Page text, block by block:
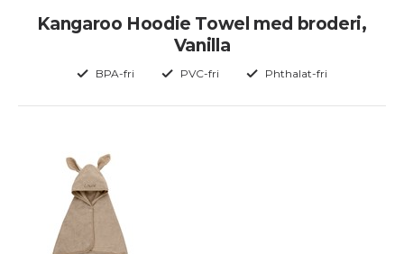
Kangaroo Hoodie Towel med broderi,
Vanilla
BPA-fri PVC-fri Phthalat-fri